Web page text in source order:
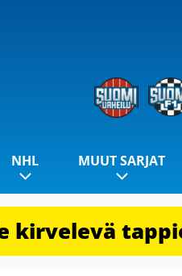
NHL MUUT SARJAT
kirvelevä